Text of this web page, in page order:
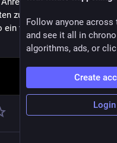
zu bringen. Warum
ein völlig blöder
Follow anyone across
and see it all in
algorithms, ads, or
Create
Login